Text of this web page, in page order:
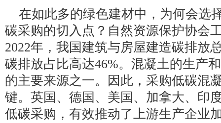
在如此多的绿色建材中，为何会选
碳采购的切入点？自然资源保护协会
2022年，我国建筑与房屋建造碳排放
碳排放占比高达46%。混凝土的生产
的主要来源之一。因此，采购低碳混
键。英国、德国、美国、加拿大、印
低碳采购，有效推动了上游生产企业